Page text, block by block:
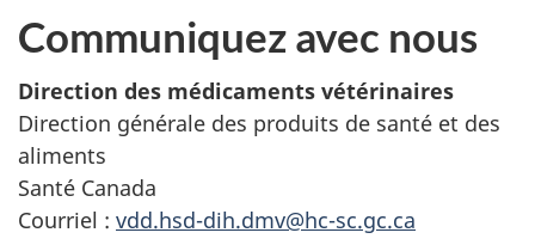
Communiquez avec nous
Direction des médicaments vétérinaires
Direction générale des produits de santé et des
aliments
Santé Canada
Courriel : vdd.hsd-dih.dmv@hc-sc.gc.ca